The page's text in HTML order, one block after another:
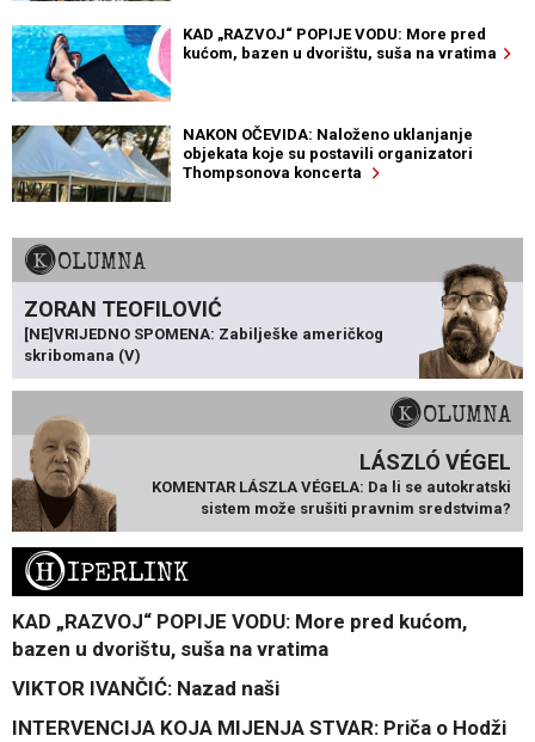
KAD „RAZVOJ“ POPIJE VODU: More pred
kućom, bazen u dvorištu, suša na vratima
NAKON OČEVIDA: Naloženo uklanjanje
objekata koje su postavili organizatori
Thompsonova koncerta
KOLUMNA
ZORAN TEOFILOVIĆ
[NE]VRIJEDNO SPOMENA: Zabilješke američkog
skribomana (V)
KOLUMNA
LÁSZLÓ VÉGEL
KOMENTAR LÁSZLA VÉGELA: Da li se autokratski
sistem može srušiti pravnim sredstvima?
HIPERLINK
KAD „RAZVOJ“ POPIJE VODU: More pred kućom,
bazen u dvorištu, suša na vratima
VIKTOR IVANČIĆ: Nazad naši
INTERVENCIJA KOJA MIJENJA STVAR: Priča o Hodži